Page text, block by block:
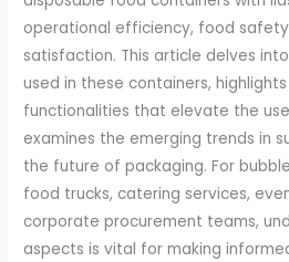
operational efficiency, food
satisfaction. This article delves
used in these containers,
functionalities that elevate the
examines the emerging trends in
the future of packaging. For
food trucks, catering services,
corporate procurement teams,
aspects is vital for making